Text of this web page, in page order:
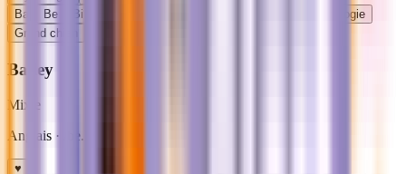
Ba
Be Bi
Mythologie
Grand chien
Bailey
Mixte
Anglais · /be.li/
♥